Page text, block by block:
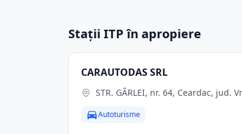
Stații ITP în apropiere
CARAUTODAS SRL
STR. GÂRLEI, nr. 64, Ceardac, jud.
Autoturisme